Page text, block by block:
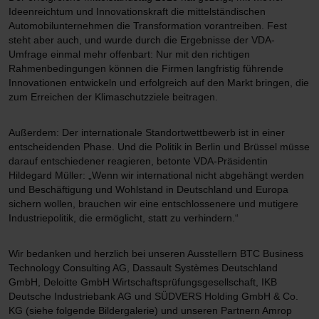
Luftfahrtbranche. Im Einsatz bei Hubschraubern vermessen die
Laserstrahlen im Flug die Umgebung und identifizieren Objekte
wie Hochspannungsleitungen oder Gebäude. Da die Sensoren
auch andere Parameter messen können, sind sie auf andere
Anwendungsbereiche übertragbar, wie autonomes Fahren zum
Beispiel. Hier geben die Sensoren im Zusammenspiel mit Radar,
Ultraschall und Kameras Auskunft darüber, wo sich beispielsweise
Gesamtbetrieb bei LFT verantwortet.
Dabei produziert das LFT-Team die Lidarsensoren nicht selbst,
sondern bringt „die Intelligenz“ in die Anwendung. Das bedeutet,
dass die Software mittels Algorithmen die aufgenommenen
Informationen aus der Umgebung entsprechend segmentieren und
Technologiekonzern ZF. Ziel ist hier die Zulassung eines autonom
fahrenden „People Mover“ für den öffentlichen Nahverkehr.
Worauf kommt es bei der Zusammenarbeit mit etablierten
Ideenreichtum und Innovationskraft die mittelständischen
Automobilunternehmen die Transformation vorantreiben. Fest
steht aber auch, und wurde durch die Ergebnisse der VDA-
Umfrage einmal mehr offenbart: Nur mit den richtigen
Rahmenbedingungen können die Firmen langfristig führende
Innovationen entwickeln und erfolgreich auf den Markt bringen, die
zum Erreichen der Klimaschutzziele beitragen.
Außerdem: Der internationale Standortwettbewerb ist in einer
entscheidenden Phase. Und die Politik in Berlin und Brüssel müsse
darauf entschiedener reagieren, betonte VDA-Präsidentin
Hildegard Müller: „Wenn wir international nicht abgehängt werden
und Beschäftigung und Wohlstand in Deutschland und Europa
sichern wollen, brauchen wir eine entschlossenere und mutigere
Industriepolitik, die ermöglicht, statt zu verhindern.“
Wir bedanken und herzlich bei unseren Ausstellern BTC Business
Technology Consulting AG, Dassault Systèmes Deutschland
GmbH, Deloitte GmbH Wirtschaftsprüfungsgesellschaft, IKB
Deutsche Industriebank AG und SÜDVERS Holding GmbH & Co.
KG (siehe folgende Bildergalerie) und unseren Partnern Amrop